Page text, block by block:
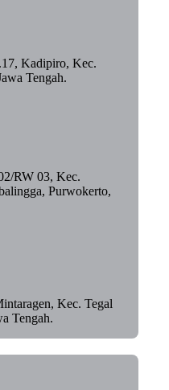
Kadipiro, Kec.
Tengah.
RW 03, Kec.
Purwokerto,
Kec. Tegal
Tengah.